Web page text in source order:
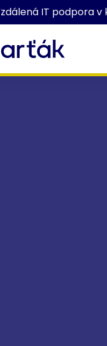
IT podpora v